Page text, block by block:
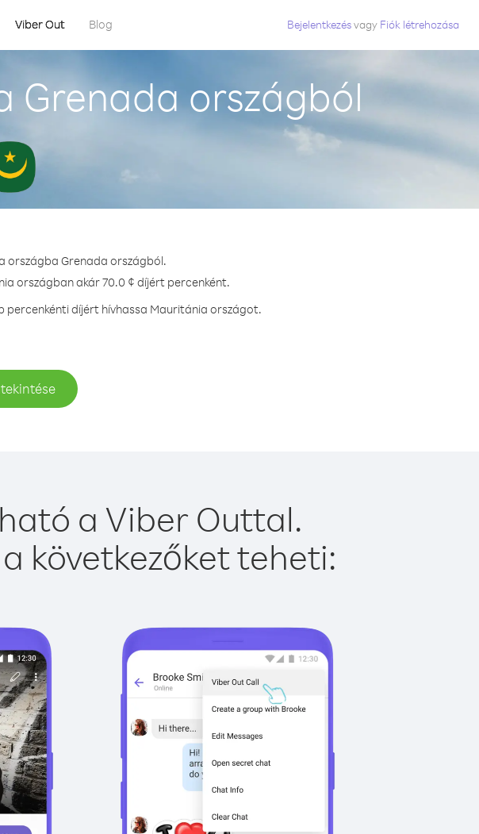
Viber Out Blog Bejelentkezésvagy Fiók létrehozása
Grenada országból
országba Grenada országból.
országban akár 70.0 ¢ díjért percenként.
díjért hívhassa Mauritánia országot.
a Viber Outtal.
következőket teheti: